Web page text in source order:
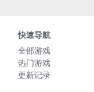
快速导航
全部游戏
热门游戏
更新记录